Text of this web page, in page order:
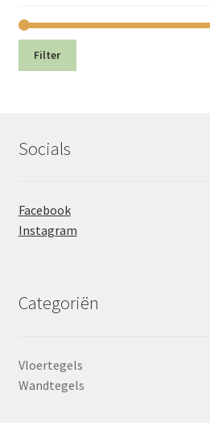
Filter
Socials
Facebook
Instagram
Categoriën
Vloertegels
Wandtegels